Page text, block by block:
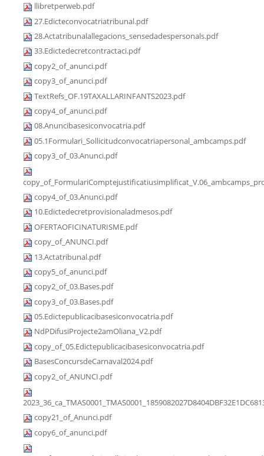
llibretperweb.pdf
27.Edicteconvocatriatribunal.pdf
28.Actatribunalallegacions_sensedadespersonals.pdf
33.Edictedecretcontractaci.pdf
copy2_of_anunci.pdf
copy3_of_anunci.pdf
TextRefs_OF.19TAXALLARINFANTS2023.pdf
copy4_of_anunci.pdf
08.Anuncibasesiconvocatria.pdf
05.1Formulari_Sollicitudconvocatriapersonal_ambcamps.pdf
copy3_of_03.Anunci.pdf
copy4_of_03.Anunci.pdf
10.Edictedecretprovisionaladmesos.pdf
OFERTAOFICINATURISME.pdf
copy_of_ANUNCI.pdf
13.Actatribunal.pdf
copy5_of_anunci.pdf
copy2_of_03.Bases.pdf
copy3_of_03.Bases.pdf
05.Edictepublicacibasesiconvocatria.pdf
NdPDifusiProjecte2amOliana_V2.pdf
copy_of_05.Edictepublicacibasesiconvocatria.pdf
BasesConcursdeCarnaval2024.pdf
copy2_of_ANUNCI.pdf
copy21_of_Anunci.pdf
copy6_of_anunci.pdf